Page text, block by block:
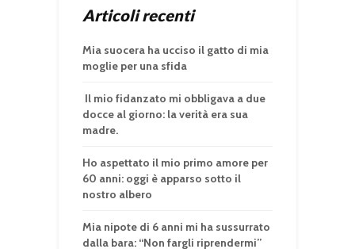
Articoli recenti
Mia suocera ha ucciso il gatto di mia
moglie per una sfida
Il mio fidanzato mi obbligava a due
docce al giorno: la verità era sua
madre.
Ho aspettato il mio primo amore per
60 anni: oggi è apparso sotto il
nostro albero
Mia nipote di 6 anni mi ha sussurrato
dalla bara: “Non fargli riprendermi”